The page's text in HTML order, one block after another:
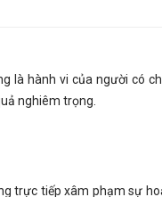
là hành vi của người có
nghiêm trọng.
trực tiếp xâm phạm sự